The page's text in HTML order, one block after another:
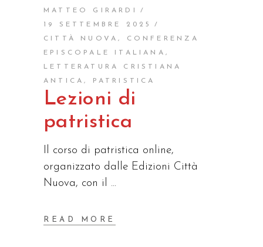
MATTEO GIRARDI
19 SETTEMBRE 2025
CITTÀ NUOVA,
CONFERENZA
EPISCOPALE ITALIANA ,
LETTERATURA CRISTIANA
ANTICA, PATRISTICA
Lezioni di
patristica
Il corso di patristica online,
organizzato dalle Edizioni Città
Nuova, con il
READ MORE